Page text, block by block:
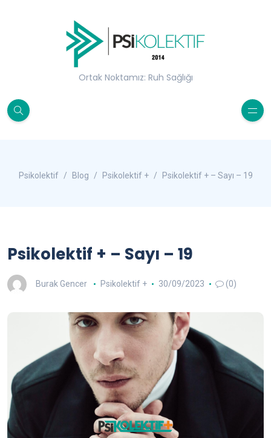
Ortak Noktamız: Ruh Sağlığı
Psikolektif Blog Psikolektif + Psikolektif + – Sayı – 19
Psikolektif + – Sayı – 19
Burak Gencer Psikolektif + 30/09/2023 (0)